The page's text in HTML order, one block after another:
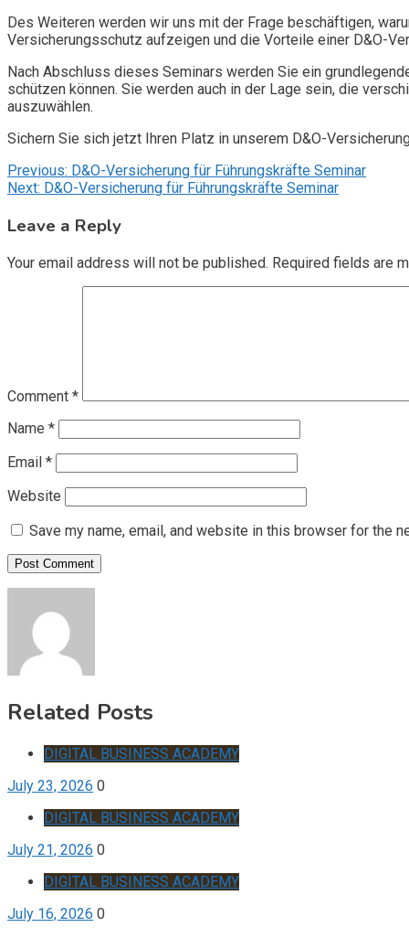
Des Weiteren werden wir uns mit der Frage beschäftigen,
Versicherungsschutz aufzeigen und die Vorteile einer D&O-
Nach Abschluss dieses Seminars werden Sie ein
schützen können. Sie werden auch in der Lage sein, die
auszuwählen.
Sichern Sie sich jetzt Ihren Platz in unserem D&O-
Post
navigation
Previous: D&O-Versicherung für Führungskräfte Seminar
Next: D&O-Versicherung für Führungskräfte Seminar
Leave a Reply
Your email address will not be published. Required fields are
Comment *
Name *
Email *
Website
Save my name, email, and website in this browser for the
Related Posts
DIGITAL BUSINESS ACADEMY
July 23, 2026 0
DIGITAL BUSINESS ACADEMY
July 21, 2026 0
DIGITAL BUSINESS ACADEMY
July 16, 2026 0